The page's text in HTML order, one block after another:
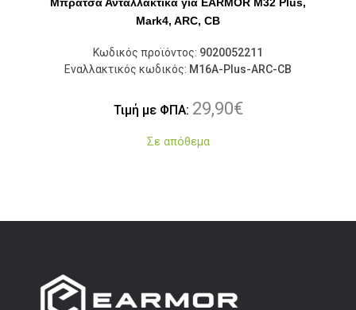
Μπράτσα Ανταλλακτικά για EARMOR M32 Plus,
Mark4, ARC, CB
Κωδικός προϊόντος: 9020052211
Εναλλακτικός κωδικός: M16A-Plus-ARC-CB
Τιμή με ΦΠΑ: 29,90€
Σε απόθεμα